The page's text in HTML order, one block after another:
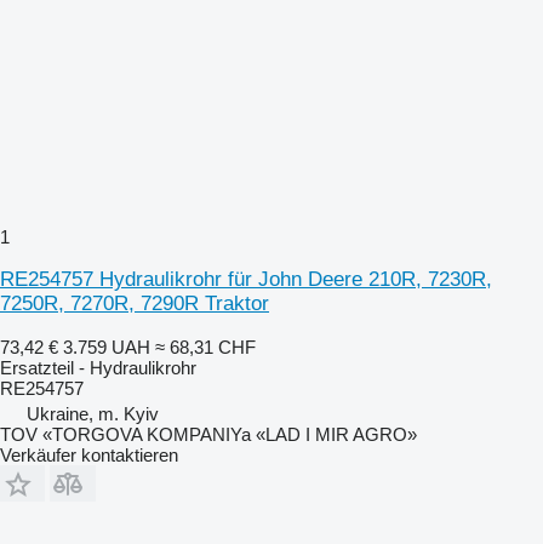
1
RE254757 Hydraulikrohr für John Deere 210R, 7230R,
7250R, 7270R, 7290R Traktor
73,42 € 3.759 UAH ≈ 68,31 CHF
Ersatzteil - Hydraulikrohr
RE254757
Ukraine, m. Kyiv
TOV «TORGOVA KOMPANIYa «LAD I MIR AGRO»
Verkäufer kontaktieren